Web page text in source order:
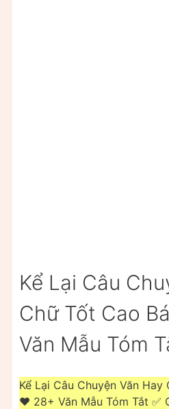
Kể Lại Câu
Chữ Tốt Cao
Văn Mẫu Tóm
Kể Lại Câu Chuyện Văn
❤️️ 28+ Văn Mẫu Tóm Tắt ✅